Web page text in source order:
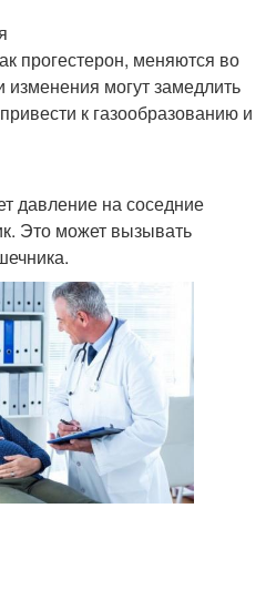
прогестерон, меняются во
могут замедлить
к газообразованию и
давление на соседние
Это может вызывать